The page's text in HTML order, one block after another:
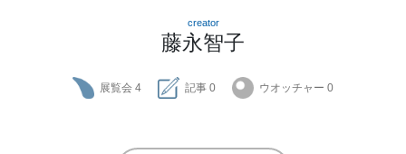
creator
藤永智子
展覧会 4 記事 0 ウオッチャー 0